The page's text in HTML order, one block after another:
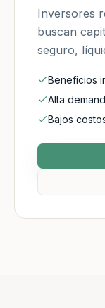
Inversores
buscan
seguro,
Beneficios
Alta
Bajos